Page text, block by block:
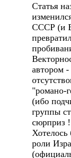
Статья
СССР (и
автором -
"романо-
(ибо
группы
сюрприз
роли